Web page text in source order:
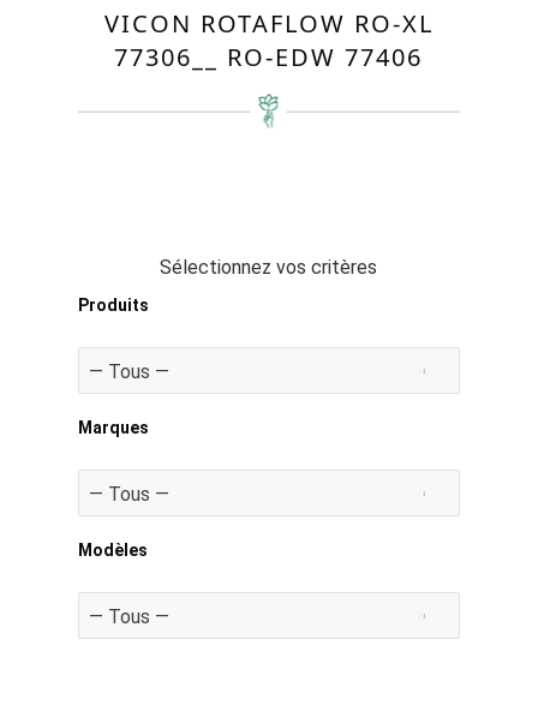
VICON ROTAFLOW RO-XL
77306__ RO-EDW 77406
Sélectionnez vos critères
Produits
Marques
Modèles